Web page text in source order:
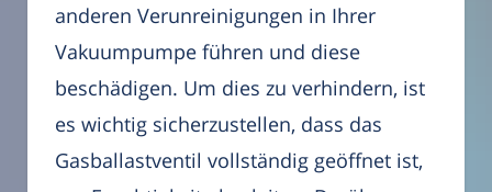
anderen Verunreinigungen in Ihrer
Vakuumpumpe führen und diese
beschädigen. Um dies zu verhindern, ist
es wichtig sicherzustellen, dass das
Gasballastventil vollständig geöffnet ist,